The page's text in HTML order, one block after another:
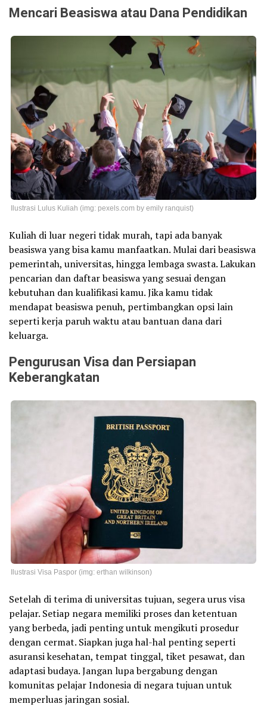
Mencari Beasiswa atau Dana Pendidikan
Ilustrasi Lulus Kuliah (img: pexels.com by emily ranquist)
Kuliah di luar negeri tidak murah, tapi ada banyak
beasiswa yang bisa kamu manfaatkan. Mulai dari beasiswa
pemerintah, universitas, hingga lembaga swasta. Lakukan
pencarian dan daftar beasiswa yang sesuai dengan
kebutuhan dan kualifikasi kamu. Jika kamu tidak
mendapat beasiswa penuh, pertimbangkan opsi lain
seperti kerja paruh waktu atau bantuan dana dari
keluarga.
Pengurusan Visa dan Persiapan
Keberangkatan
Ilustrasi Visa Paspor (img: erthan wilkinson)
Setelah di terima di universitas tujuan, segera urus visa
pelajar. Setiap negara memiliki proses dan ketentuan
yang berbeda, jadi penting untuk mengikuti prosedur
dengan cermat. Siapkan juga hal-hal penting seperti
asuransi kesehatan, tempat tinggal, tiket pesawat, dan
adaptasi budaya. Jangan lupa bergabung dengan
komunitas pelajar Indonesia di negara tujuan untuk
memperluas jaringan sosial.